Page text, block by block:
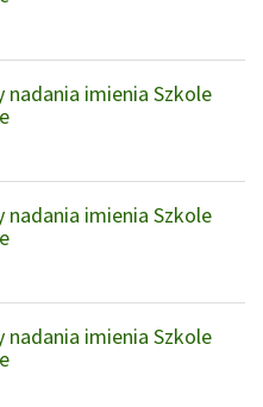
nadania imienia Szkole
nadania imienia Szkole
nadania imienia Szkole